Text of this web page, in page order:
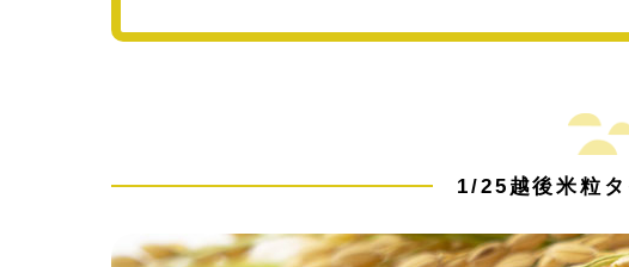
1/25越後米粒